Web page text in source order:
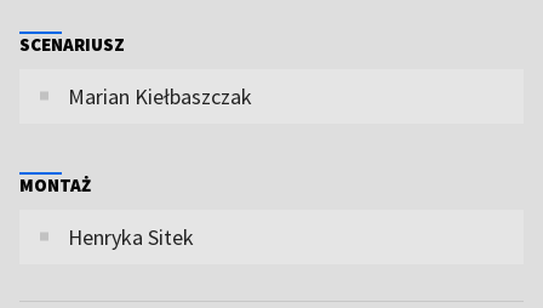
SCENARIUSZ
Marian Kiełbaszczak
MONTAŻ
Henryka Sitek